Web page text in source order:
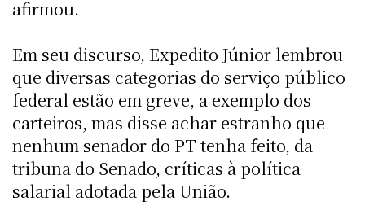
afirmou.
Em seu discurso, Expedito Júnior lembrou
que diversas categorias do serviço público
federal estão em greve, a exemplo dos
carteiros, mas disse achar estranho que
nenhum senador do PT tenha feito, da
tribuna do Senado, críticas à política
salarial adotada pela União.